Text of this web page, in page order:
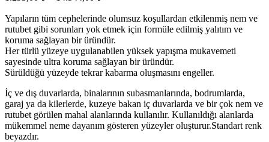
1.293,00 ₺
-
14.544,00 ₺
Yapıların tüm cephelerinde olumsuz koşullardan etkilenmiş nem ve
rutubet gibi sorunları yok etmek için formüle edilmiş yalıtım ve
koruma sağlayan bir üründür.
Her türlü yüzeye uygulanabilen yüksek yapışma mukavemeti
sayesinde ultra koruma sağlayan bir üründür.
Sürüldüğü yüzeyde tekrar kabarma oluşmasını engeller.
İç ve dış duvarlarda, binalarının subasmanlarında, bodrumlarda,
garaj ya da kilerlerde, kuzeye bakan iç duvarlarda ve bir çok nem ve
rutubet görülen mahal alanlarında kullanılır. Kullanıldığı alanlarda
mükemmel neme dayanım gösteren yüzeyler oluşturur.Standart renk
beyazdır.